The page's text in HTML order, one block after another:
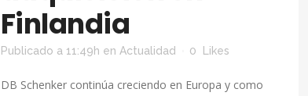
Finlandia
Publicado a 11:49h en Actualidad 0 Likes
DB Schenker continúa creciendo en Europa y como